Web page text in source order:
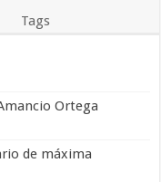
Tags
Ortega
de máxima